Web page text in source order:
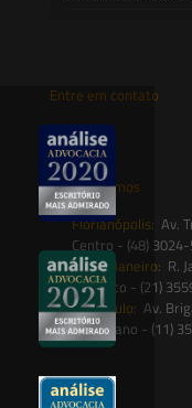
Entre em contato
Onde estamos
Florianópolis: Av.
Centro - (48)
Rio de Janeiro: R.
Botânico - (21)
São Paulo: Av.
Paulistano - (11)
Siga-nos